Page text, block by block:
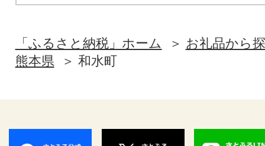
「ふるさと納税」ホーム
お礼品から
熊本県
和水町